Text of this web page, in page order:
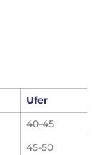
Ufer
40-45
45-50